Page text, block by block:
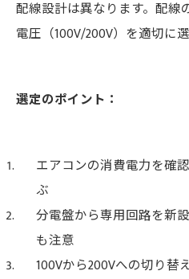
配線設計は異なります。配線
電圧（100V/200V）を適切に
選定のポイント：
エアコンの消費電力を確
ぶ
分電盤から専用回路を新
も注意
100Vから200Vへの切り